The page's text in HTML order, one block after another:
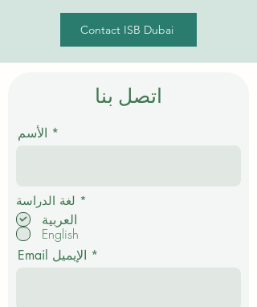
Contact ISB Dubai
اتصل بنا
الأسم
لغة الدراسة *
ي
العربية
English
Email الإيميل